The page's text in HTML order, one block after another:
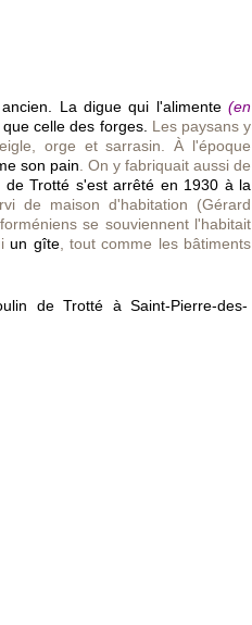
. La digue qui l'alimente (en
celle des forges. Les paysans y
orge et sarrasin. À l'époque
son pain. On y fabriquait aussi de
de Trotté s'est arrêté en 1930 à la
de maison d'habitation (Gérard
se souviennent l'habitait
un gîte, tout comme les bâtiments